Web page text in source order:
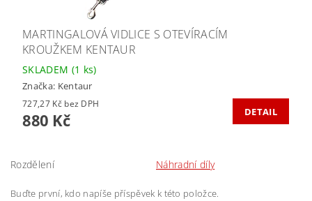
MARTINGALOVÁ VIDLICE S OTEVÍRACÍM
KROUŽKEM KENTAUR
SKLADEM (1 ks)
Značka: Kentaur
727,27 Kč bez DPH
880 Kč DETAIL
Rozdělení Náhradní díly
Buďte první, kdo napíše příspěvek k této položce.